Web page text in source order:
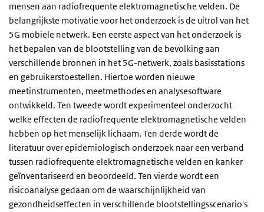
mensen aan radiofrequente elektromagnetische velden. De
belangrijkste motivatie voor het onderzoek is de uitrol van het
5G mobiele netwerk. Een eerste aspect van het onderzoek is
het bepalen van de blootstelling van de bevolking aan
verschillende bronnen in het 5G-netwerk, zoals basisstations
en gebruikerstoestellen. Hiertoe worden nieuwe
meetinstrumenten, meetmethodes en analysesoftware
ontwikkeld. Ten tweede wordt experimenteel onderzocht
welke effecten de radiofrequente elektromagnetische velden
hebben op het menselijk lichaam. Ten derde wordt de
literatuur over epidemiologisch onderzoek naar een verband
tussen radiofrequente elektromagnetische velden en kanker
geïnventariseerd en beoordeeld. Ten vierde wordt een
risicoanalyse gedaan om de waarschijnlijkheid van
gezondheidseffecten in verschillende blootstellingsscenario's